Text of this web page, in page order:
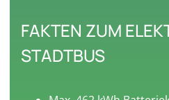
FAKTEN ZUM
STADTBUS